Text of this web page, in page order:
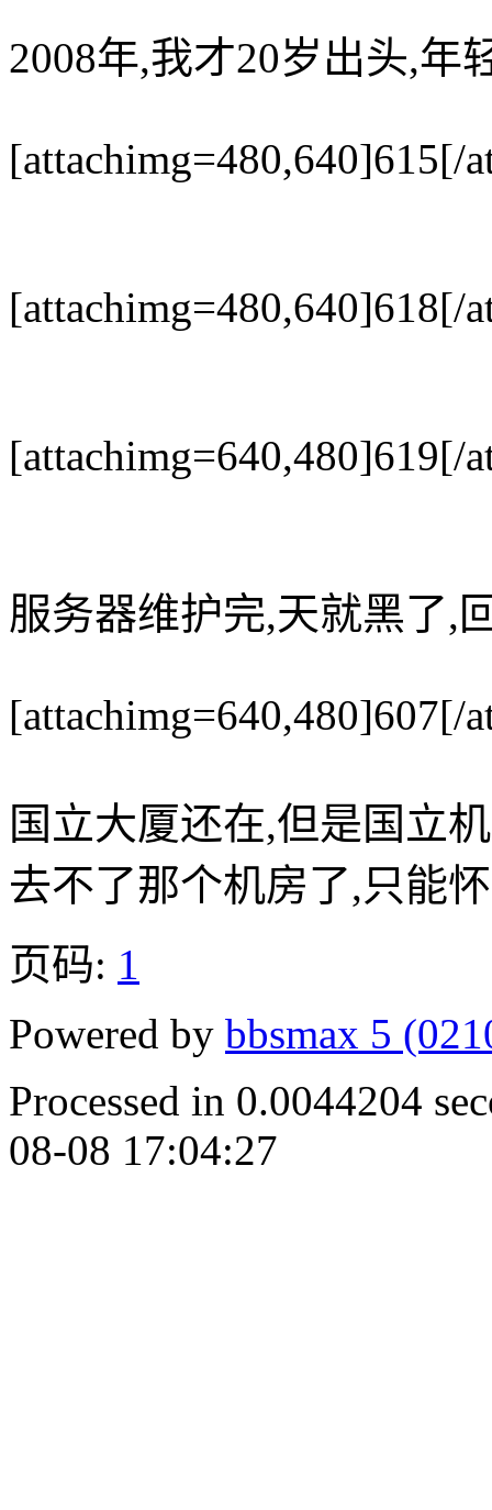
2008年,我才20岁出头,年
[attachimg=480,640]615[/
[attachimg=480,640]618[/
[attachimg=640,480]619[/
服务器维护完,天就黑了,
[attachimg=640,480]607[/
国立大厦还在,但是国立
去不了那个机房了,只能
页码: 1
Powered by bbsmax 5
Processed in 0.0044204
08-08 17:04:27